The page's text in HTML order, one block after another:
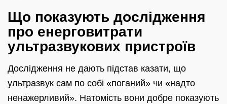
Що показують дослідження
про енерговитрати
ультразвукових пристроїв
Дослідження не дають підстав казати, що
ультразвук сам по собі «поганий» чи «надто
ненажерливий». Натомість вони добре показують